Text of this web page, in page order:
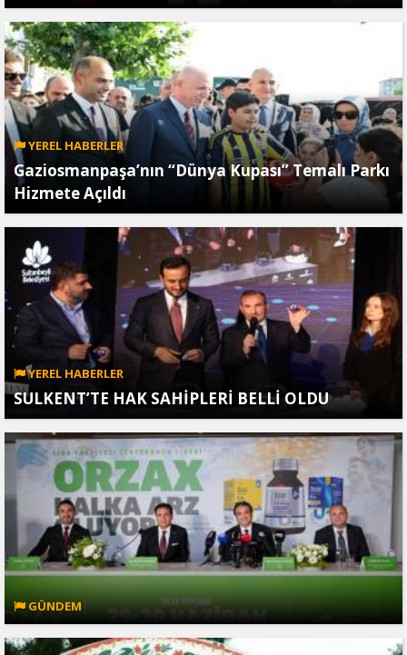
YEREL HABERLER
Gaziosmanpaşa’nın “Dünya Kupası” Temalı Parkı
Hizmete Açıldı
YEREL HABERLER
SULKENT’TE HAK SAHİPLERİ BELLİ OLDU
GÜNDEM